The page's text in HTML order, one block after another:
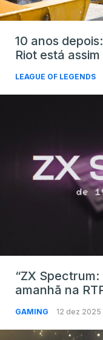
10 anos
Riot está assim
LEAGUE OF LEGENDS
“ZX Spectrum:
amanhã na
GAMING 12 dez 2025